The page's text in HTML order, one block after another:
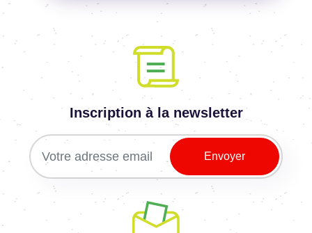
Inscription à la newsletter